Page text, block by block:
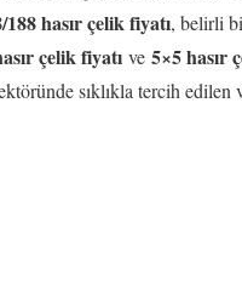
188 hasır çelik fiyatı, belirli
çelik fiyatı ve 5×5 hasır
sıklıkla tercih